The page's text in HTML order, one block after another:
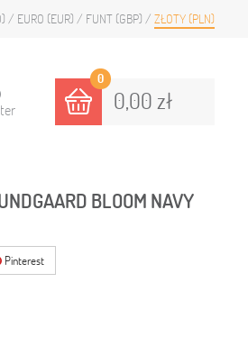
EURO (EUR) FUNT (GBP) ZŁOTY (PLN)
0
0,00 zł
BLOOM NAVY
Pinterest